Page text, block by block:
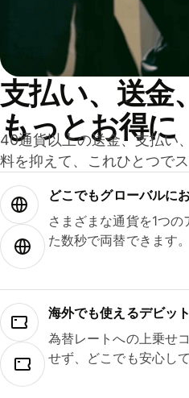
支払い、送金
もっとお得に
40通貨以上の送金、支払い
料を抑えて、これひとつでス
どこでもグ⁠ロ⁠ー⁠バ⁠ルに
さまざまな通貨を1つ
た数秒で両替できます。
海外でも使えるデビッ
為替レートへの上乗せ
せず、どこでも安心し